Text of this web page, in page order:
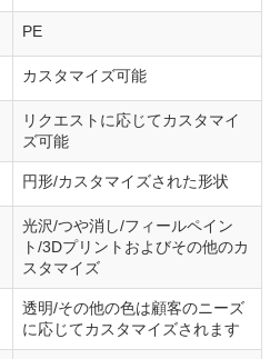
PE
カスタマイズ可能
リクエストに応じてカスタマイ
ズ可能
円形/カスタマイズされた形状
光沢/つや消し/フィールペイン
ト/3Dプリントおよびその他のカ
スタマイズ
透明/その他の色は顧客のニーズ
に応じてカスタマイズされます